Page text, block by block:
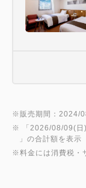
※販売期間：2024/
※ 「 2026/08/09(日)
」の合計額を表示
※料金には消費税・